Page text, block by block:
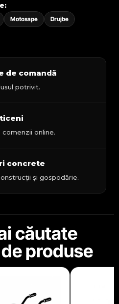
Motosape Drujbe
de comandă
potrivit.
online.
concrete
și gospodărie.
căutate
produse